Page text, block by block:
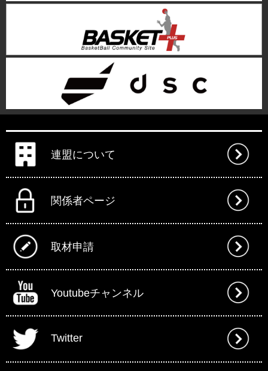
連盟について
関係者ページ
取材申請
Youtubeチャンネル
Twitter